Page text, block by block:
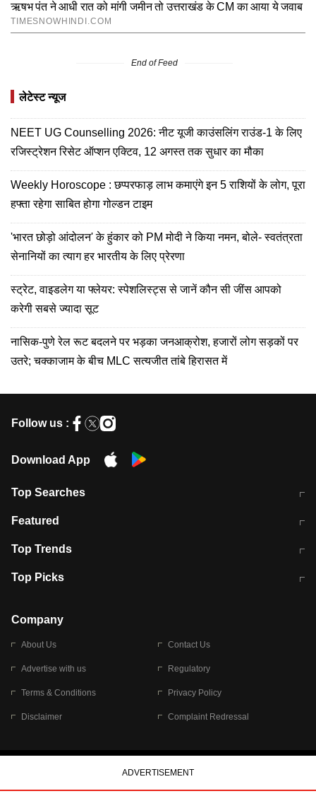
End of Feed
लेटेस्ट न्यूज
NEET UG Counselling 2026: नीट यूजी काउंसलिंग राउंड-1 के लिए
रजिस्ट्रेशन रिसेट ऑप्शन एक्टिव, 12 अगस्त तक सुधार का मौका
Weekly Horoscope : छप्परफाड़ लाभ कमाएंगे इन 5 राशियों के लोग, पूरा
हफ्ता रहेगा साबित होगा गोल्डन टाइम
'भारत छोड़ो आंदोलन' के हुंकार को PM मोदी ने किया नमन, बोले- स्वतंत्रता
सेनानियों का त्याग हर भारतीय के लिए प्रेरणा
स्ट्रेट, वाइडलेग या फ्लेयर: स्पेशलिस्ट्स से जानें कौन सी जींस आपको
करेगी सबसे ज्यादा सूट
नासिक-पुणे रेल रूट बदलने पर भड़का जनआक्रोश, हजारों लोग सड़कों पर
उतरे; चक्काजाम के बीच MLC सत्यजीत तांबे हिरासत में
Follow us :
Download App
Top Searches
मुंबई में लगे 'जेन जी' के पोस्टर, लिखा- 'मैं
Featured
10 अगस्त को विधानसभा का घेराव करेंगे
Top Trends
RBI का नया नियम: अब बैंकों को अपनी सभी
Top Picks
बारिश की चेतावनी
Company
About Us Contact Us
Advertise with us Regulatory
Terms & Conditions Privacy Policy
Disclaimer Complaint Redressal